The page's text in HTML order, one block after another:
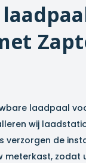
laadpaal
wij
verzorgen de
meterkast, zodat